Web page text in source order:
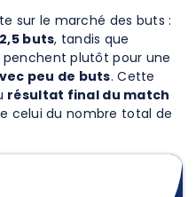
sur le marché des buts :
buts, tandis que
penchent plutôt pour une
peu de buts. Cette
résultat final du match
celui du nombre total de